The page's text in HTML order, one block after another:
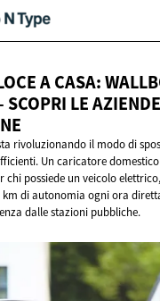
A CASA:
LE AZIENDE
rivoluzionando il modo di
Un caricatore
chi possiede un veicolo
di autonomia ogni ora
dalle stazioni pubbliche.